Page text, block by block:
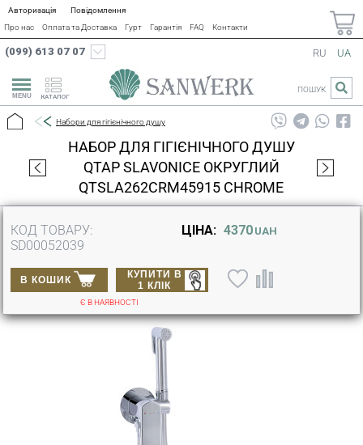
Авторизація
Повідомлення
Про нас
Оплата та Доставка Гурт Гарантія FAQ Контакти
(099) 613 07 07
КАТАЛОГ
RU UA
ПОШУК
Набори для гігієнічного душу
НАБОР ДЛЯ ГІГІЄНІЧНОГО ДУШУ
QTAP SLAVONICE ОКРУГЛИЙ
QTSLA262CRM45915 CHROME
КОД ТОВАРУ:
SD00052039
ЦІНА: 4370 UAH
В КОШИК
КУПИТИ В
1 КЛІК
Є В НАЯВНОСТІ